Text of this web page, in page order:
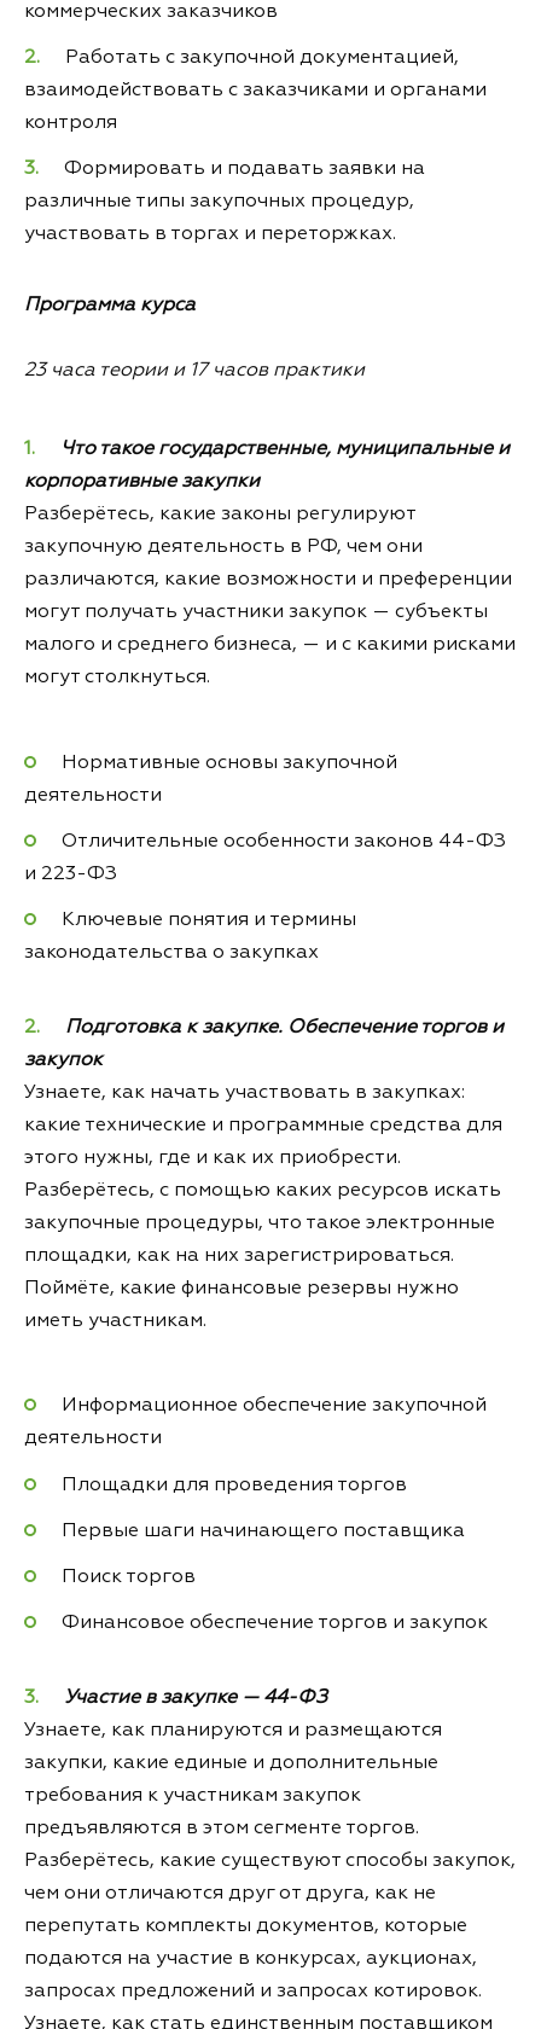
коммерческих заказчиков
Работать с закупочной документацией,
взаимодействовать с заказчиками и органами
контроля
Формировать и подавать заявки на
различные типы закупочных процедур,
участвовать в торгах и переторжках.
Программа курса
23 часа теории и 17 часов практики
Что такое государственные, муниципальные и
корпоративные закупки
Разберётесь, какие законы регулируют
закупочную деятельность в РФ, чем они
различаются, какие возможности и преференции
могут получать участники закупок — субъекты
малого и среднего бизнеса, — и с какими рисками
могут столкнуться.
Нормативные основы закупочной
деятельности
Отличительные особенности законов 44-ФЗ
и 223-ФЗ
Ключевые понятия и термины
законодательства о закупках
Подготовка к закупке. Обеспечение торгов и
закупок
Узнаете, как начать участвовать в закупках:
какие технические и программные средства для
этого нужны, где и как их приобрести.
Разберётесь, с помощью каких ресурсов искать
закупочные процедуры, что такое электронные
площадки, как на них зарегистрироваться.
Поймёте, какие финансовые резервы нужно
иметь участникам.
Информационное обеспечение закупочной
деятельности
Площадки для проведения торгов
Первые шаги начинающего поставщика
Поиск торгов
Финансовое обеспечение торгов и закупок
Участие в закупке — 44-ФЗ
Узнаете, как планируются и размещаются
закупки, какие единые и дополнительные
требования к участникам закупок
предъявляются в этом сегменте торгов.
Разберётесь, какие существуют способы закупок,
чем они отличаются друг от друга, как не
перепутать комплекты документов, которые
подаются на участие в конкурсах, аукционах,
запросах предложений и запросах котировок.
Узнаете, как стать единственным поставщиком